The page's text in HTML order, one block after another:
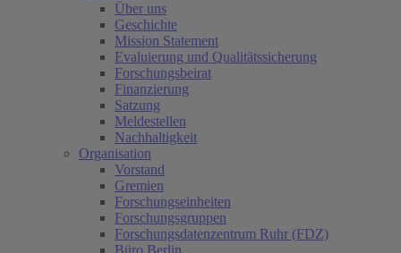
Über uns
Geschichte
Mission Statement
Evaluierung und Qualitätssicherung
Forschungsbeirat
Finanzierung
Satzung
Meldestellen
Nachhaltigkeit
Organisation
Vorstand
Gremien
Forschungseinheiten
Forschungsgruppen
Forschungsdatenzentrum Ruhr (FDZ)
Büro Berlin